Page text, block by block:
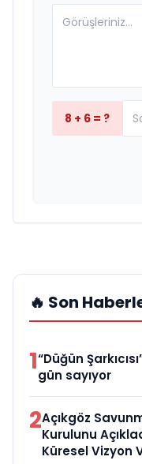
8 + 6 = ?
🔥 Son
1“Düğün
gün sayıyor
2Açıkgöz
Kurulunu
Küresel Vizyon